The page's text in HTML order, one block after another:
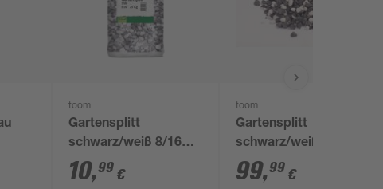
toom
Gartensplitt
schwarz/weiß 8/16
mm 25 kg
10,99 €
toom
Gartensplitt
schwarz/weiß 8/16
mm 250 kg im Big
Bag
99,99 €